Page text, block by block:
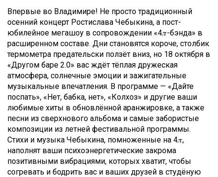
Впервые во Владимире! Не просто традиционный
осенний концерт Ростислава Чебыкина, а пост-
юбилейное мегашоу в сопровождении «4𝜋-бэнда» в
расширенном составе. Дни становятся короче, столбик
термометра предательски ползёт вниз, но 18 октября в
«Другом баре 2.0» вас ждёт тёплая дружеская
атмосфера, солнечные эмоции и зажигательные
музыкальные впечатления. В программе — «Дайте
поспать», «Нет, бабка, нет», «Колхоз» и другие ваши
любимые хиты в обновлённой аранжировке, а также
песни из сверхнового альбома и самые забористые
композиции из летней фестивальной программы.
Стихи и музыка Чебыкина, помноженные на 4𝜋,
наполнят ваши психоэнергетические закрома
позитивными вибрациями, которых хватит, чтобы
согревать и бодрить вас и ваших друзей в студёную